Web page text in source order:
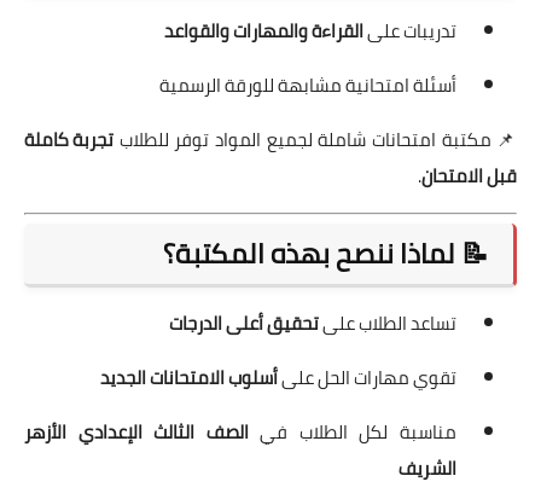
تدريبات علىالقراءة والمهارات والقواعد
أسئلة امتحانية مشابهة للورقة الرسمية
📌 مكتبة امتحانات شاملة لجميع المواد توفر للطلابتجربة كاملة
قبل الامتحان.
📝 لماذا ننصح بهذه المكتبة؟
تساعد الطلاب علىتحقيق أعلى الدرجات
تقوي مهارات الحل علىأسلوب الامتحانات الجديد
مناسبة لكل الطلاب فيالصف الثالث الإعدادي الأزهر
الشريف